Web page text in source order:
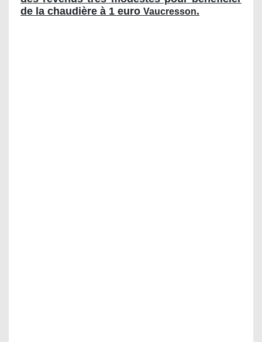
de la chaudière à 1 euro Vaucresson.